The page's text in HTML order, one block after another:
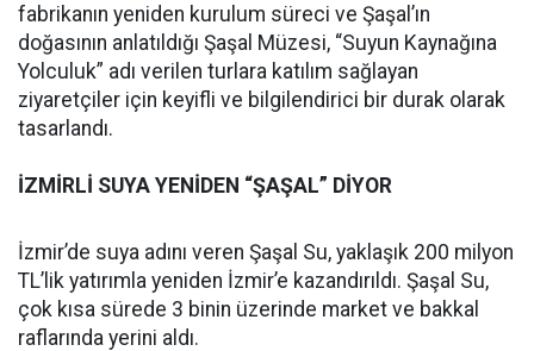
fabrikanın yeniden kurulum süreci ve Şaşal’ın
doğasının anlatıldığı Şaşal Müzesi, “Suyun Kaynağına
Yolculuk” adı verilen turlara katılım sağlayan
ziyaretçiler için keyifli ve bilgilendirici bir durak olarak
tasarlandı.
İZMİRLİ SUYA YENİDEN “ŞAŞAL” DİYOR
İzmir’de suya adını veren Şaşal Su, yaklaşık 200 milyon
TL’lik yatırımla yeniden İzmir’e kazandırıldı. Şaşal Su,
çok kısa sürede 3 binin üzerinde market ve bakkal
raflarında yerini aldı.